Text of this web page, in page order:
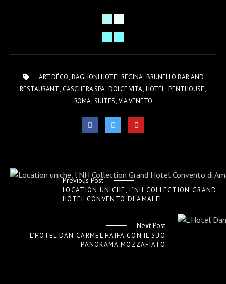
ART DÉCO BAGLIONI HOTEL REGINA BRUNELLO BAR AND
RESTAURANT CASCHERA SPA DOLCE VITA HOTEL PENTHOUSE
ROMA SUITES VIA VENETO
Previous Post
LOCATION UNICHE, L’NH COLLECTION GRAND
HOTEL CONVENTO DI AMALFI
Next Post
L’HOTEL DAN CARMEL HAIFA CON IL SUO
PANORAMA MOZZAFIATO